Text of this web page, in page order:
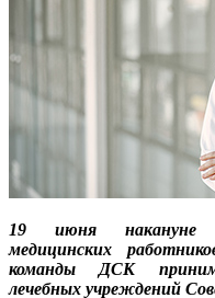
19 июня накануне
медицинских
команды ДСК
лечебных учреждений